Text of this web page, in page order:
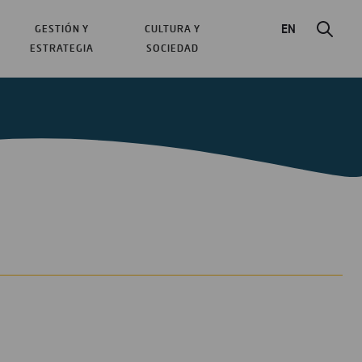
GESTIÓN Y
ESTRATEGIA
CULTURA Y
SOCIEDAD
EN